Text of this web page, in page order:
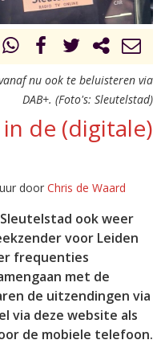
nu ook te beluisteren via
DAB+. (Foto's: Sleutelstad)
de (digitale)
door Chris de Waard
ook weer
voor Leiden
frequenties
met de
de uitzendingen via
via deze website als
de mobiele telefoon.